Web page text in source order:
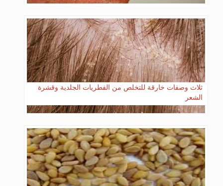
ثلاث وصفات خارقة للتخلص من الفطريات الجلدية وقشرة
الشعر